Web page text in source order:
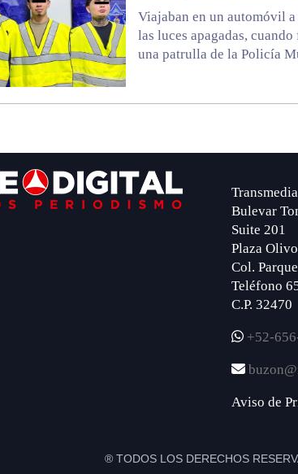
Viajaban en un automóvil
las luces apagadas,
una patrulla de la Policía
Bulevar
Suite 201
Plaza
Col.
Teléfono
C.P. 32470
+52-
Aviso de
® TODOS LOS DERECHOS